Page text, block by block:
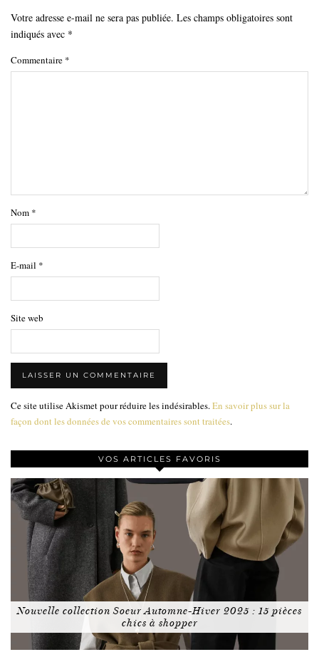
Votre adresse e-mail ne sera pas publiée. Les champs obligatoires sont
indiqués avec *
Commentaire *
Nom *
E-mail *
Site web
Ce site utilise Akismet pour réduire les indésirables. En savoir plus sur la
façon dont les données de vos commentaires sont traitées.
VOS ARTICLES FAVORIS
Nouvelle collection Soeur Automne-Hiver 2025 : 15 pièces
chics à shopper